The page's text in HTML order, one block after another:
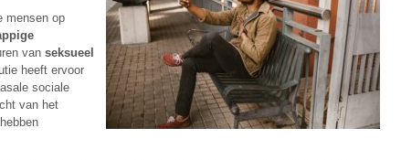
mensen op
van seksueel
heeft ervoor
sociale
van het